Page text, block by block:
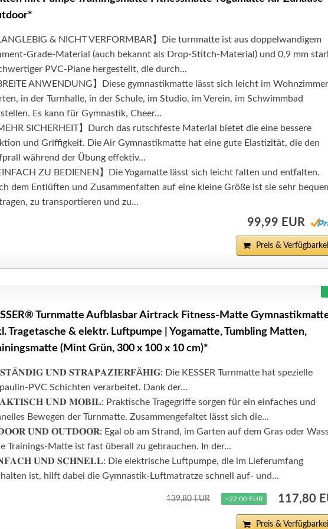
& NICHT VERFORMBAR】Die turnmatte ist aus doppelwandigem
Grade-Material (auch bekannt als Drop-Stitch-Material) und 0,9 mm
PVC-Plane hergestellt, die durch...
ANWENDUNG】Diese gymnastikmatte lässt sich leicht im
in der Turnhalle, in der Schule, im Studio, im Verein, im Schwimmbad
Es kann für Gymnastik, Cheer...
SICHERHEIT】Durch das rutschfeste Material bietet die eine bessere
und Griffigkeit. Die Air Gymnastikmatte hat eine gute Elastizität, die den
während der Übung effektiv...
ZU BEDIENEN】Die Yogamatte lässt sich leicht falten und entfalten.
dem Entlüften und Zusammenfalten auf eine kleine Größe ist sie sehr
zu transportieren und zu...
99,99 EUR
Preis &
Turnmatte Aufblasbar Airtrack Fitness-Matte Gymnastikmatte
Tragetasche & elektr. Luftpumpe | Yogamatte, Tumbling Matten,
(Mint Grün, 300 x 100 x 10 cm)*
𝐔𝐍𝐃 𝐒𝐓𝐑𝐀𝐏𝐀𝐙𝐈𝐄𝐑𝐅Ä𝐇𝐈𝐆: Die KESSER Turnmatte hat spezielle
PVC Schichten verarbeitet. Dank der...
𝐔𝐍𝐃 𝐌𝐎𝐁𝐈𝐋: Praktische Tragegriffe sorgen für ein einfaches und
Bewegen der Turnmatte. Zusammengefaltet lässt sich die...
𝐔𝐍𝐃 𝐎𝐔𝐓𝐃𝐎𝐎𝐑: Egal ob am Strand, im Garten auf dem Gras oder
Trainings-Matte ist fast überall zu gebrauchen. In der...
𝐔𝐍𝐃 𝐒𝐂𝐇𝐍𝐄𝐋𝐋: Die elektrische Luftpumpe, die im Lieferumfang
ist, hilft dabei die Gymnastik-Luftmatratze schnell auf- und...
139,80 EUR −22,00 EUR 117,80
Preis &